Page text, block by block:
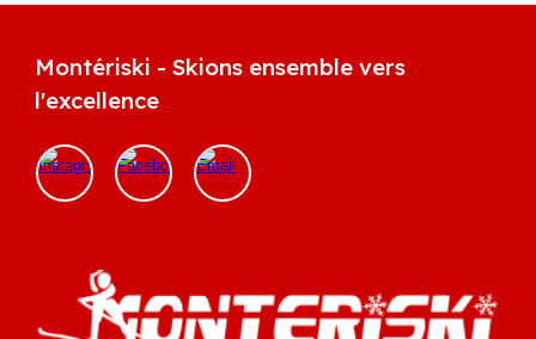
Montériski - Skions ensemble vers
l'excellence